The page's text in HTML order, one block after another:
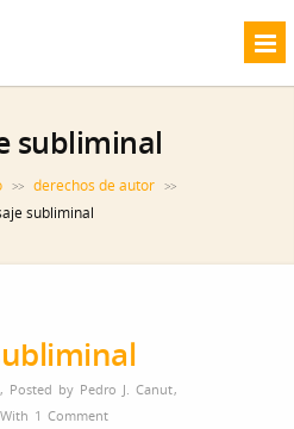
subliminal
>> derechos de autor >>
subliminal
, Posted by Pedro J. Canut,
With 1 Comment